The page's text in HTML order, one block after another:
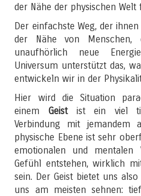
der Nähe der physischen Welt
Der einfachste Weg, der
der Nähe von Menschen,
unaufhörlich neue
Universum unterstützt das,
entwickeln wir in der
Hier wird die Situation
einem Geistist ein viel
Verbindung mit jemandem
physische Ebene ist sehr
emotionalen und mentalen
Gefühl entstehen, wirklich
sein. Der Geist bietet uns
uns am meisten sehnen: